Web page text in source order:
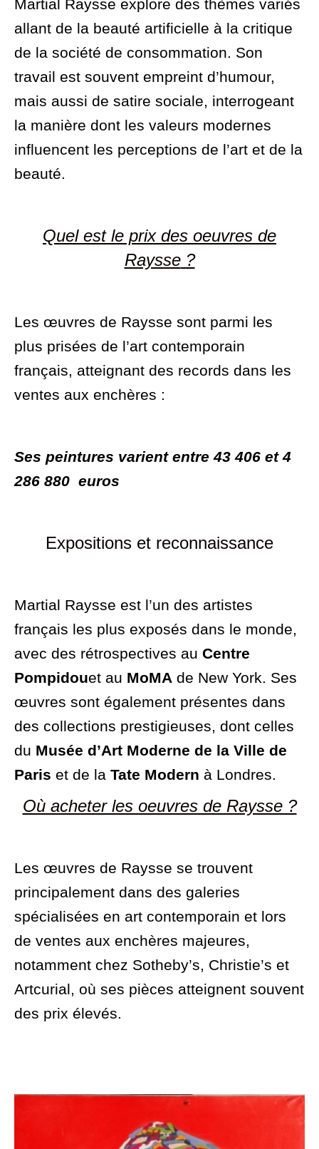
Martial Raysse explore des thèmes variés
allant de la beauté artificielle à la critique
de la société de consommation. Son
travail est souvent empreint d’humour,
mais aussi de satire sociale, interrogeant
la manière dont les valeurs modernes
influencent les perceptions de l’art et de la
beauté.
Quel est le prix ​​des oeuvres de
Raysse?
Les œuvres de Raysse sont parmi les
plus prisées de l’art contemporain
français, atteignant des records dans les
ventes aux enchères :
Ses peintures varient entre 43 406 et 4
286 880 euros
Expositions et reconnaissance
Martial Raysse est l’un des artistes
français les plus exposés dans le monde,
avec des rétrospectives au Centre
Pompidouet au MoMA de New York. Ses
œuvres sont également présentes dans
des collections prestigieuses, dont celles
du Musée d’Art Moderne de la Ville de
Paris et de la Tate Modern à Londres.
Où acheter les oeuvres de Raysse ?
Les œuvres de Raysse se trouvent
principalement dans des galeries
spécialisées en art contemporain et lors
de ventes aux enchères majeures,
notamment chez Sotheby’s, Christie’s et
Artcurial, où ses pièces atteignent souvent
des prix élevés.